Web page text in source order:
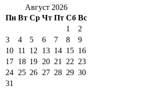
Август 2026
Пн Вт Ср Чт Пт Сб Вс
1
2
3
4 5 6 7 8
9
10 11 12 13 14 15 16
17 18 19 20 21 22 23
24 25 26 27 28 29 30
31